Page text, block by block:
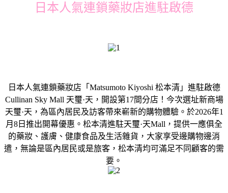
日本人氣連鎖藥妝店進駐啟德
日本人氣連鎖藥妝店「Matsumoto Kiyoshi 松本清」進駐啟德
Cullinan Sky Mall 天璽·天，開設第17間分店！今次選址新商場
天璽·天，為區內居民及訪客帶來嶄新的購物體驗。於2026年1
月8日推出開幕優惠。松本清進駐天璽·天Mall，提供一應俱全
的藥妝、護膚、健康食品及生活雜貨，大家享受邊購物邊消
遣，無論是區內居民或是旅客，松本清均可滿足不同顧客的需
要。